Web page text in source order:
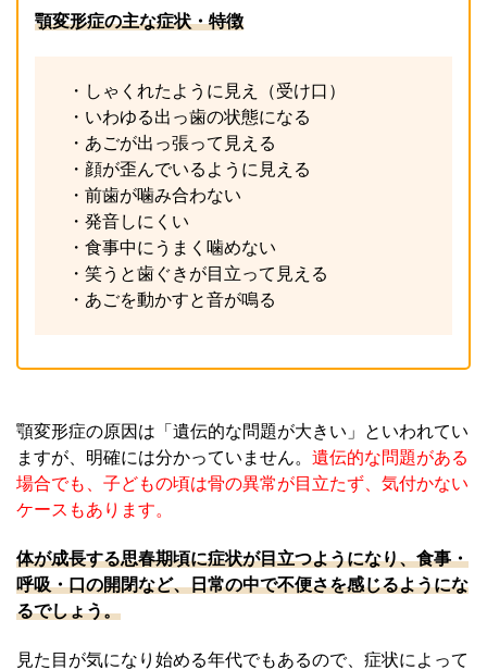
顎変形症の主な症状・特徴
・しゃくれたように見え（受け口）
・いわゆる出っ歯の状態になる
・あごが出っ張って見える
・顔が歪んでいるように見える
・前歯が噛み合わない
・発音しにくい
・食事中にうまく噛めない
・笑うと歯ぐきが目立って見える
・あごを動かすと音が鳴る
顎変形症の原因は「遺伝的な問題が大きい」といわれてい
ますが、明確には分かっていません。 遺伝的な問題がある
場合でも、子どもの頃は骨の異常が目立たず、気付かない
ケースもあります。
体が成長する思春期頃に症状が目立つようになり、食事・
呼吸・口の開閉など、日常の中で不便さを感じるようにな
るでしょう。
見た目が気になり始める年代でもあるので、症状によって